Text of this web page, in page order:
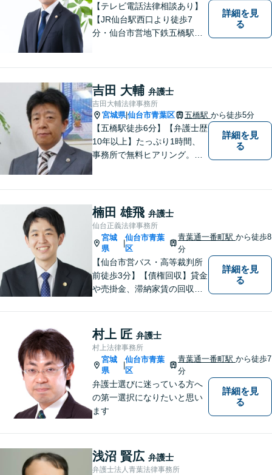
【テレビ電話法律相談あり】
【JR仙台駅西口より徒歩7
分・仙台市営地下鉄五橋駅北4
間・土曜相談あり】【明るく
キレイな完全個室相談室】
詳細を見
る
吉田 大輔 弁護士
吉田大輔法律事務所
宮城県|仙台市青葉区 五橋駅 から徒歩5分
【五橋駅徒歩6分】【弁護士歴
10年以上】たっぷり1時間、
事務所で無料ヒアリング。気
の糸口を一緒に探すことを大
切にしています。
詳細を見
る
楠田 雄飛 弁護士
仙台正義法律事務所
宮城
県
仙台市青葉
区
青葉通一番町駅から徒歩8
分
【仙台市営バス・高等裁判所
前徒歩3分】【債権回収】貸金
や売掛金、滞納家賃の回収な
倫慰謝料の請求を受けた方の
相談のみ受け付けております
【相続】遺言書作成・相続放
棄・遺産分割・遺留分のご相
談に対応しております
詳細を見
る
村上 匠 弁護士
村上法律事務所
宮城
県
仙台市青葉
区
青葉通一番町駅から徒歩7
分
弁護士選びに迷っている方へ
の第一選択になりたいと思い
ます
詳細を見
る
浅沼 賢広 弁護士
弁護士法人青葉法律事務所